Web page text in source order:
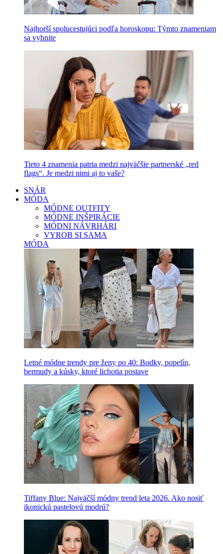
Najhorší spolucestujúci podľa horoskopu: Týmto znameniam
sa vyhnite
Tieto 4 znamenia patria medzi najväčšie partnerské „red
flags“. Je medzi nimi aj to vaše?
SNÁR
MÓDA
MÓDNE OUTFITY
MÓDNE INŠPIRÁCIE
MÓDNI NÁVRHÁRI
VYROB SI SAMA
MÓDA
Letné módne trendy pre ženy po 40: Bodky, popelín,
bermudy a kúsky, ktoré lichotia postave
Tiffany Blue: Najväčší módny trend leta 2026. Ako nosiť
ikonickú pastelovú modrú?